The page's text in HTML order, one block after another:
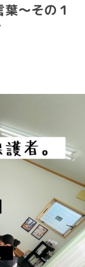
～その１